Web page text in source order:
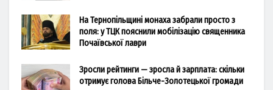
На Тернопільщині монаха забрали просто з
поля: у ТЦК пояснили мобілізацію священника
Почаївської лаври
Зросли рейтинги — зросла й зарплата: скільки
отримує голова Більче-Золотецької громади